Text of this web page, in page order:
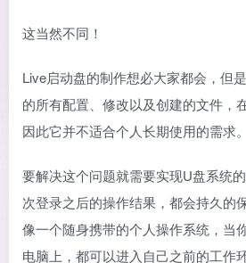
这当然不同！
Live启动盘的制作想必大家都会，但
的所有配置、修改以及创建的文件，
因此它并不适合个人长期使用的需求。
要解决这个问题就需要实现U盘系统
次登录之后的操作结果，都会持久的
像一个随身携带的个人操作系统，当
电脑上，都可以进入自己之前的工作